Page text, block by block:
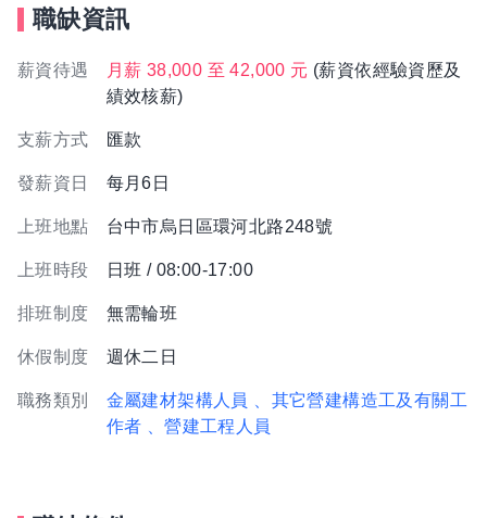
職缺資訊
薪資待遇 月薪 38,000 至 42,000 元 (薪資依經驗資歷及
績效核薪)
支薪方式 匯款
發薪資日 每月6日
上班地點 台中市烏日區環河北路248號
上班時段 日班 / 08:00-17:00
排班制度 無需輪班
休假制度 週休二日
職務類別 金屬建材架構人員
、其它營建構造工及有關工
作者
、營建工程人員